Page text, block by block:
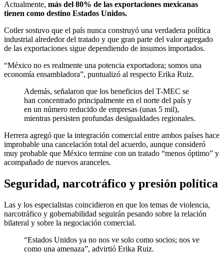
Actualmente, más del 80% de las exportaciones mexicanas
tienen como destino Estados Unidos.
Cotler sostuvo que el país nunca construyó una verdadera política
industrial alrededor del tratado y que gran parte del valor agregado
de las exportaciones sigue dependiendo de insumos importados.
“México no es realmente una potencia exportadora; somos una
economía ensambladora”, puntualizó al respecto Erika Ruiz.
Además, señalaron que los beneficios del T-MEC se
han concentrado principalmente en el norte del país y
en un número reducido de empresas (unas 5 mil),
mientras persisten profundas desigualdades regionales.
Herrera agregó que la integración comercial entre ambos países hace
improbable una cancelación total del acuerdo, aunque consideró
muy probable que México termine con un tratado “menos óptimo” y
acompañado de nuevos aranceles.
Seguridad, narcotráfico y presión política
Las y los especialistas coincidieron en que los temas de violencia,
narcotráfico y gobernabilidad seguirán pesando sobre la relación
bilateral y sobre la negociación comercial.
“Estados Unidos ya no nos ve solo como socios; nos ve
como una amenaza”, advirtió Erika Ruiz.